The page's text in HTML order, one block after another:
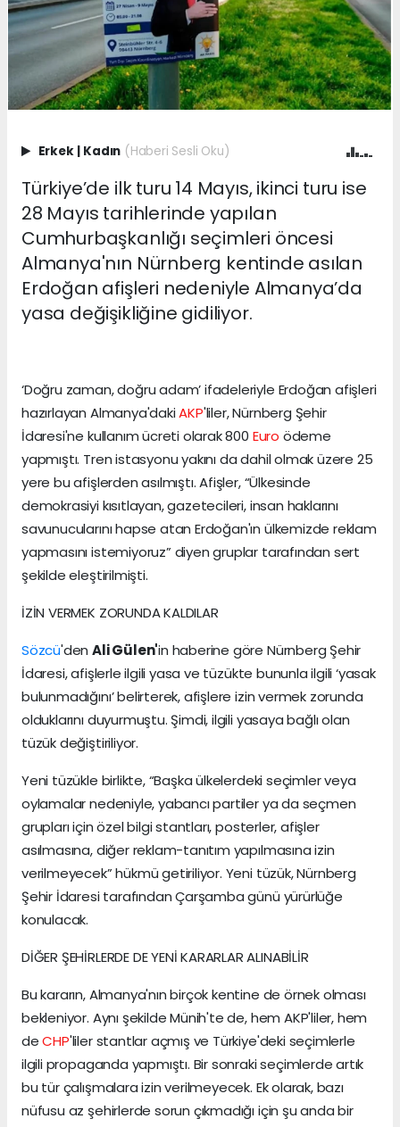
Erkek | Kadın (Haberi Sesli Oku)
Türkiye’de ilk turu 14 Mayıs, ikinci turu ise
28 Mayıs tarihlerinde yapılan
Cumhurbaşkanlığı seçimleri öncesi
Almanya'nın Nürnberg kentinde asılan
Erdoğan afişleri nedeniyle Almanya’da
yasa değişikliğine gidiliyor.
‘Doğru zaman, doğru adam’ ifadeleriyle Erdoğan afişleri
hazırlayan Almanya'dakiAKP'liler, Nürnberg Şehir
İdaresi'ne kullanım ücreti olarak 800 Euro ödeme
yapmıştı. Tren istasyonu yakını da dahil olmak üzere 25
yere bu afişlerden asılmıştı. Afişler, “Ülkesinde
demokrasiyi kısıtlayan, gazetecileri, insan haklarını
savunucularını hapse atan Erdoğan'ın ülkemizde reklam
yapmasını istemiyoruz” diyen gruplar tarafından sert
şekilde eleştirilmişti.
İZİN VERMEK ZORUNDA KALDILAR
Sözcü'denAli Gülen'in haberine göre Nürnberg Şehir
İdaresi, afişlerle ilgili yasa ve tüzükte bununla ilgili ‘yasak
bulunmadığını’ belirterek, afişlere izin vermek zorunda
olduklarını duyurmuştu. Şimdi, ilgili yasaya bağlı olan
tüzük değiştiriliyor.
Yeni tüzükle birlikte, “Başka ülkelerdeki seçimler veya
oylamalar nedeniyle, yabancı partiler ya da seçmen
grupları için özel bilgi stantları, posterler, afişler
asılmasına, diğer reklam-tanıtım yapılmasına izin
verilmeyecek” hükmü getiriliyor. Yeni tüzük, Nürnberg
Şehir İdaresi tarafından Çarşamba günü yürürlüğe
konulacak.
DİĞER ŞEHİRLERDE DE YENİ KARARLAR ALINABİLİR
Bu kararın, Almanya'nın birçok kentine de örnek olması
bekleniyor. Aynı şekilde Münih'te de, hem AKP'liler, hem
deCHP'liler stantlar açmış ve Türkiye'deki seçimlerle
ilgili propaganda yapmıştı. Bir sonraki seçimlerde artık
bu tür çalışmalara izin verilmeyecek. Ek olarak, bazı
nüfusu az şehirlerde sorun çıkmadığı için şu anda bir